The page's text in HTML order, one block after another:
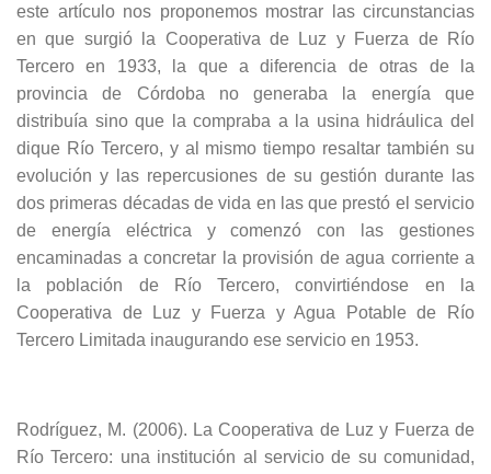
este artículo nos proponemos mostrar las circunstancias
en que surgió la Cooperativa de Luz y Fuerza de Río
Tercero en 1933, la que a diferencia de otras de la
provincia de Córdoba no generaba la energía que
distribuía sino que la compraba a la usina hidráulica del
dique Río Tercero, y al mismo tiempo resaltar también su
evolución y las repercusiones de su gestión durante las
dos primeras décadas de vida en las que prestó el servicio
de energía eléctrica y comenzó con las gestiones
encaminadas a concretar la provisión de agua corriente a
la población de Río Tercero, convirtiéndose en la
Cooperativa de Luz y Fuerza y Agua Potable de Río
Tercero Limitada inaugurando ese servicio en 1953.
Rodríguez, M. (2006). La Cooperativa de Luz y Fuerza de
Río Tercero: una institución al servicio de su comunidad,